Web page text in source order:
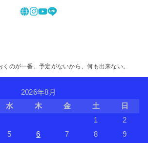
くのが一番。予定がないから、何も出来ない。
2026年8月
水 木 金 土
日
1
2
5 6 7 8
9